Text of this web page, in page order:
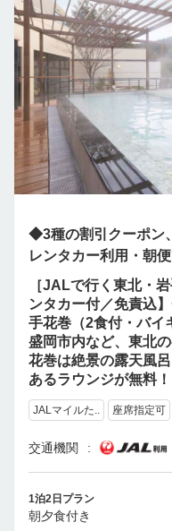
◆3種の割引クーポン
レンタカー利用・朝
［JALで行く東北・
ンタカー付／免責込
手花巻（2食付・バイ
盛岡市内など、東北
花巻は絶景の露天風
あるラウンジが無料！
JALマイルた.. 座席指定可
交通機関
1泊2日プラン
朝夕食付き